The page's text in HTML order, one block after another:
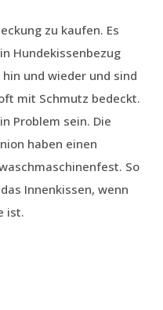
zu kaufen. Es
Hundekissenbezug
und wieder und sind
mit Schmutz bedeckt.
Problem sein. Die
haben einen
So
Innenkissen, wenn
ist.